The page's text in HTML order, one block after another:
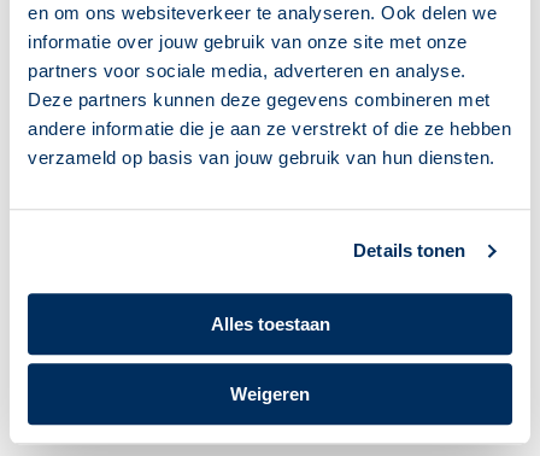
en om ons websiteverkeer te analyseren. Ook delen we
informatie over jouw gebruik van onze site met onze
partners voor sociale media, adverteren en analyse.
Deze partners kunnen deze gegevens combineren met
andere informatie die je aan ze verstrekt of die ze hebben
verzameld op basis van jouw gebruik van hun diensten.
Details tonen
Alles toestaan
Weigeren
Kiezen voor maatwerk
‘We hebben een programma ontwikkeld:
‘Digitaal meedoen’, vertelt Patricia van Schaick,
programmaleider leven lang ontwikkelen bij
bibliotheek aan den IJssel. We kiezen voor
maatwerk: Individuele begeleiding en in ieder in
zijn eigen tempo. Op een laagdrempelige en
interactieve manier. We maken daarbij gebruik
collega Nur Ceylan komt bijvoorbeeld elke
maandag een dame oefenen met het
programmaKlik & Tikwaardoor ze nu kan
internetten en heel belangrijk, kan
internetbankieren’.